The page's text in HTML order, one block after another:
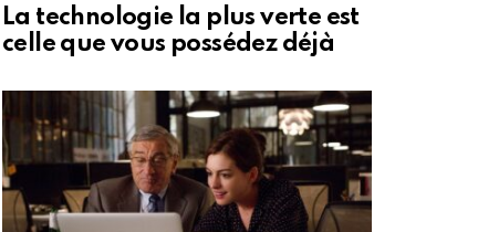
La technologie la plus verte est
celle que vous possédez déjà